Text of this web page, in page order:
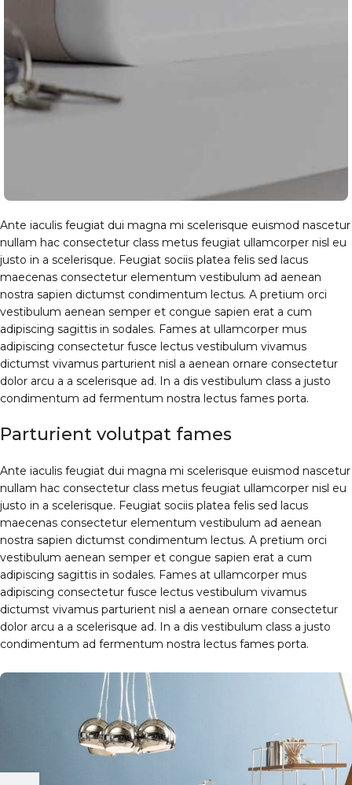
Ante iaculis feugiat dui magna mi scelerisque euismod nascetur
nullam hac consectetur class metus feugiat ullamcorper nisl eu
justo in a scelerisque. Feugiat sociis platea felis sed lacus
maecenas consectetur elementum vestibulum ad aenean
nostra sapien dictumst condimentum lectus. A pretium orci
vestibulum aenean semper et congue sapien erat a cum
adipiscing sagittis in sodales. Fames at ullamcorper mus
adipiscing consectetur fusce lectus vestibulum vivamus
dictumst vivamus parturient nisl a aenean ornare consectetur
dolor arcu a a scelerisque ad. In a dis vestibulum class a justo
condimentum ad fermentum nostra lectus fames porta.
Parturient volutpat fames
Ante iaculis feugiat dui magna mi scelerisque euismod nascetur
nullam hac consectetur class metus feugiat ullamcorper nisl eu
justo in a scelerisque. Feugiat sociis platea felis sed lacus
maecenas consectetur elementum vestibulum ad aenean
nostra sapien dictumst condimentum lectus. A pretium orci
vestibulum aenean semper et congue sapien erat a cum
adipiscing sagittis in sodales. Fames at ullamcorper mus
adipiscing consectetur fusce lectus vestibulum vivamus
dictumst vivamus parturient nisl a aenean ornare consectetur
dolor arcu a a scelerisque ad. In a dis vestibulum class a justo
condimentum ad fermentum nostra lectus fames porta.